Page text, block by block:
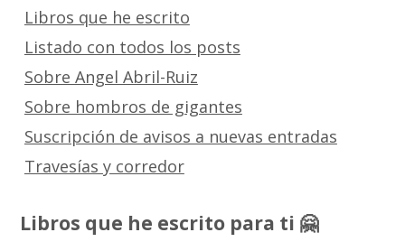
Libros que he escrito
Listado con todos los posts
Sobre Angel Abril-Ruiz
Sobre hombros de gigantes
Suscripción de avisos a nuevas entradas
Travesías y corredor
Libros que he escrito para ti 🤗